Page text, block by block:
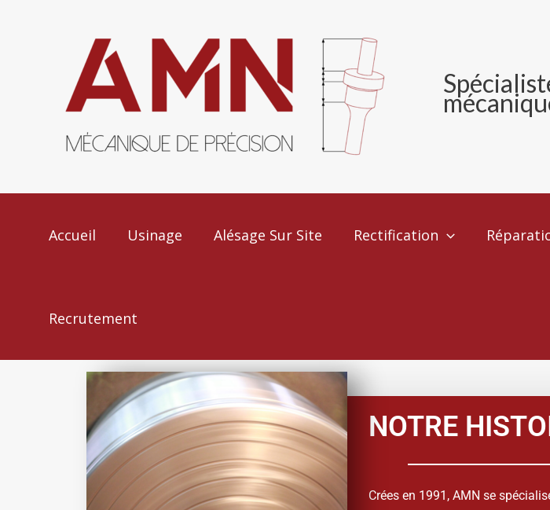
Accueil Usinage Alésage Sur Site Rectification
Recrutement
NOTRE
Crées en 1991, AMN se